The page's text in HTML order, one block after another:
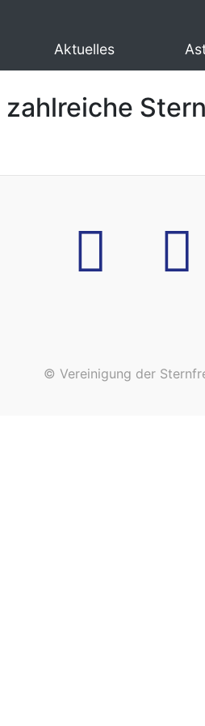
Aktuelles
© Vereinigung der